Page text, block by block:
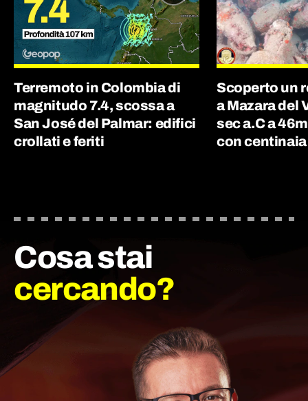
Terremoto in Colombia di
magnitudo 7.4, scossa a
San José del Palmar: edifici
crollati e feriti
Scoperto un
a Mazara del
sec a.C a
con
Cosa stai
cercando?